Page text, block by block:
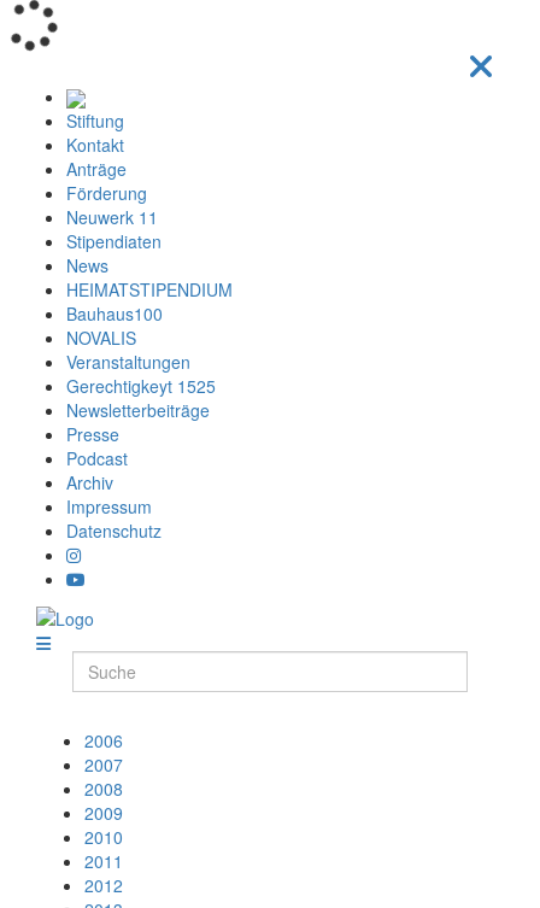
Stiftung
Kontakt
Anträge
Förderung
Neuwerk 11
Stipendiaten
News
HEIMATSTIPENDIUM
Bauhaus100
NOVALIS
Veranstaltungen
Gerechtigkeyt 1525
Newsletterbeiträge
Presse
Podcast
Archiv
Impressum
Datenschutz
2006
2007
2008
2009
2010
2011
2012